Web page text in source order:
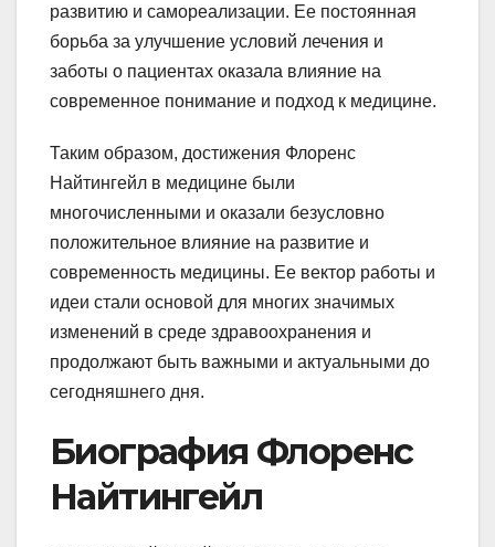
развитию и самореализации. Ее постоянная
борьба за улучшение условий лечения и
заботы о пациентах оказала влияние на
современное понимание и подход к медицине.
Таким образом, достижения Флоренс
Найтингейл в медицине были
многочисленными и оказали безусловно
положительное влияние на развитие и
современность медицины. Ее вектор работы и
идеи стали основой для многих значимых
изменений в среде здравоохранения и
продолжают быть важными и актуальными до
сегодняшнего дня.
Биография Флоренс
Найтингейл